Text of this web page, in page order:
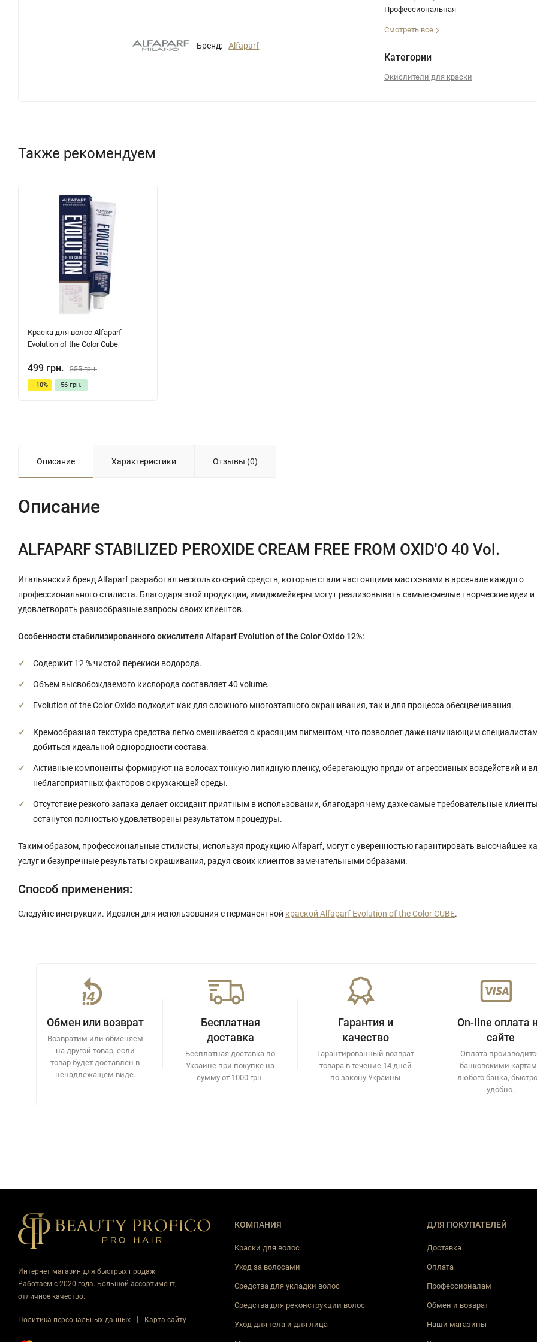
Бренд: Alfaparf
Профессиональная
Смотреть все
Категории
Окислители для краски
Также рекомендуем
Краска для волос Alfaparf
Evolution of the Color Cube
499 грн. 555 грн.
- 10% 56 грн.
Описание Характеристики Отзывы (0)
Описание
ALFAPARF STABILIZED PEROXIDE CREAM FREE FROM OXID'O 40 Vol.
Итальянский бренд Alfaparf разработал несколько серий средств, которые стали настоящими мастхэвами в арсенале каждого
профессионального стилиста. Благодаря этой продукции, имиджмейкеры могут реализовывать самые смелые творческие идеи и
удовлетворять разнообразные запросы своих клиентов.
Особенности стабилизированного окислителя Alfaparf Evolution of the Color Oxido 12%:
Содержит 12 % чистой перекиси водорода.
Объем высвобождаемого кислорода составляет 40 volume.
Evolution of the Color Oxido подходит как для сложного многоэтапного окрашивания, так и для процесса обесцвечивания.
Кремообразная текстура средства легко смешивается с красящим пигментом, что позволяет даже начинающим
добиться идеальной однородности состава.
Активные компоненты формируют на волосах тонкую липидную пленку, оберегающую пряди от агрессивных воздействий и
неблагоприятных факторов окружающей среды.
Отсутствие резкого запаха делает оксидант приятным в использовании, благодаря чему даже самые требовательные клиенты
останутся полностью удовлетворены результатом процедуры.
Таким образом, профессиональные стилисты, используя продукцию Alfaparf, могут с уверенностью гарантировать высочайшее
услуг и безупречные результаты окрашивания, радуя своих клиентов замечательными образами.
Способ применения:
Следуйте инструкции. Идеален для использования с перманентной краской Alfaparf Evolution of the Color CUBE.
Обмен или возврат
Возвратим или обменяем
на другой товар, если
товар будет доставлен в
ненадлежащем виде.
Бесплатная
доставка
Бесплатная доставка по
Украине при покупке на
сумму от 1000 грн.
Гарантия и
качество
Гарантированный возврат
товара в течение 14 дней
по закону Украины
On-line оплата
сайте
Оплата
банковскими
любого банка,
удобно.
Интернет магазин для быстрых продаж.
Работаем с 2020 года. Большой ассортимент,
отличное качество.
Политика персональных данных | Карта сайту
КОМПАНИЯ
Краски для волос
Уход за волосами
Средства для укладки волос
Средства для реконструкции волос
Уход для тела и для лица
ДЛЯ ПОКУПАТЕЛЕЙ
Доставка
Оплата
Профессионалам
Обмен и возврат
Наши магазины